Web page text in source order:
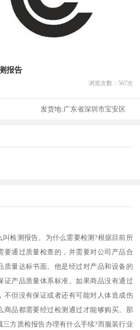
报告
浏览次数： 567次
发货地:广东省深圳市宝安区
检测报告。为什么需要检测?根据目前所
要通过质量检查的，并需要对公司产品合
质量达标书面。他是经过对产品和设备的
证产品质量体系标准。如果商品没有通过
不但没有保证或者还有可能对人体造成伤
商品都需要经过检测通过才能够购买。那
方质检报告办理有什么手续?而服装行业